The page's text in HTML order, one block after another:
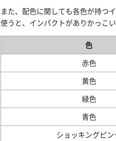
また、配色に関しても各色が持つ
使うと、インパクトがありかっこ
色
赤色
黄色
緑色
青色
ショッキングピン